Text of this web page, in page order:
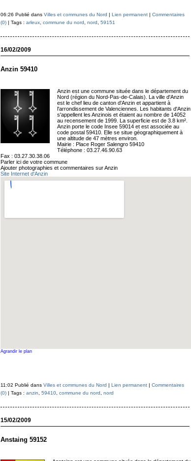
06:26 Publié dans Villes et communes du Nord | Lien permanent| Commentaires
(0)| Tags : arleux, commune du nord nord 59151
16/02/2009
Anzin 59410
Anzin est une commune située dans le département du
Nord (région du Nord-Pas-de-Calais). La ville d'Anzin
est le chef lieu de canton d'Anzin et appartient à
l'arrondissement de Valenciennes. Les habitants d'Anzin
s'appellent les Anzinois et étaient au nombre de 14052
au recensement de 1999. La superficie est de 3.8 km².
Anzin porte le code Insee 59014 et est associée au
code postal 59410. Elle se situe géographiquement à
une altitude de 47 mètres environ.
Mairie : Place Roger Salengro 59410
Téléphone : 03.27.46.90.63
Fax : 03.27.30.38.06
Parler ici de votre commune
Ajouter photographies et commentaires sur Anzin
Site Internet d'Anzin
Agrandir le plan
11:02 Publié dans Villes et communes du Nord | Lien permanent| Commentaires
(0)| Tags : anzin 59410, commune du nord nord
15/02/2009
Anstaing 59152